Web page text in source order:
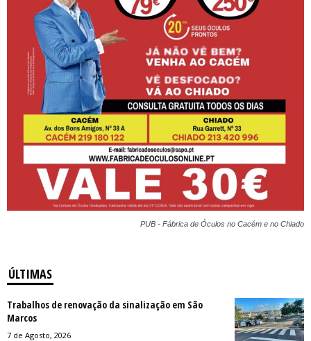
PUB - Fábrica de Óculos no Cacém e no Chiado
ÚLTIMAS
Trabalhos de renovação da sinalização em São
Marcos
7 de Agosto, 2026